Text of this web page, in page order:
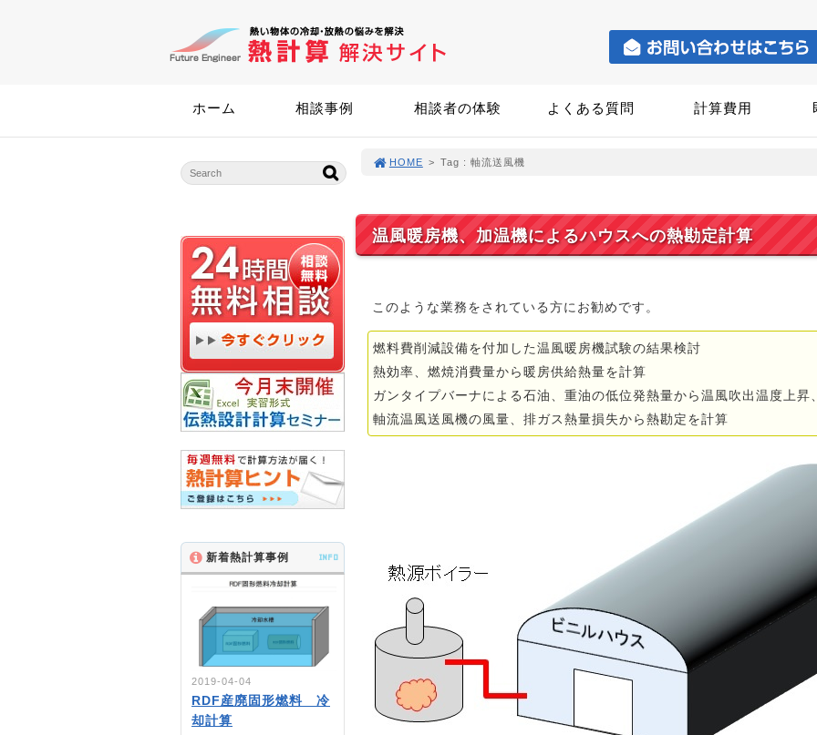
ホーム 相談事例 相談者の体験 よくある質問 計算費用
HOME > Tag : 軸流送風機
温風暖房機、加温機によるハウスへの熱勘定計算
このような業務をされている方にお勧めです。
燃料費削減設備を付加した温風暖房機試験の結果検討
熱効率、燃焼消費量から暖房供給熱量を計算
ガンタイプバーナによる石油、重油の低位発熱量から温風吹出温度上昇
軸流温風送風機の風量、排ガス熱量損失から熱勘定を計算
新着熱計算事例 INFO
2019-04-04
RDF産廃固形燃料 冷
却計算